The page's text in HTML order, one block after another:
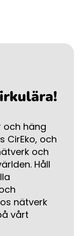
och häng
CirEko, och
och
Håll
nätverk
vårt